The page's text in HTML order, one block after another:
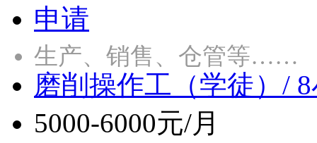
申请
生产、销售、仓管等……
磨削操作工（学徒）/
5000-6000元/月